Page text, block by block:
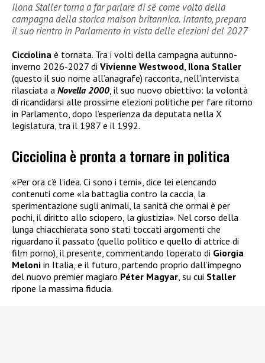
Ilona Staller torna a far parlare di sé come volto della
campagna della storica maison britannica. Intanto, prepara
il suo rientro in Parlamento in vista delle elezioni del 2027
Cicciolina è tornata. Tra i volti della campagna autunno-
inverno 2026-2027 di Vivienne Westwood, Ilona Staller
(questo il suo nome all’anagrafe) racconta, nell’intervista
rilasciata a Novella 2000, il suo nuovo obiettivo: la volontà
di ricandidarsi alle prossime elezioni politiche per fare ritorno
in Parlamento, dopo l’esperienza da deputata nella X
legislatura, tra il 1987 e il 1992.
Cicciolina è pronta a tornare in politica
«Per ora c’è l’idea. Ci sono i temi», dice lei elencando
contenuti come «la battaglia contro la caccia, la
sperimentazione sugli animali, la sanità che ormai è per
pochi, il diritto allo sciopero, la giustizia». Nel corso della
lunga chiacchierata sono stati toccati argomenti che
riguardano il passato (quello politico e quello di attrice di
film porno), il presente, commentando l’operato di Giorgia
Meloni in Italia, e il futuro, partendo proprio dall’impegno
del nuovo premier magiaro Péter Magyar , su cui Staller
ripone la massima fiducia.